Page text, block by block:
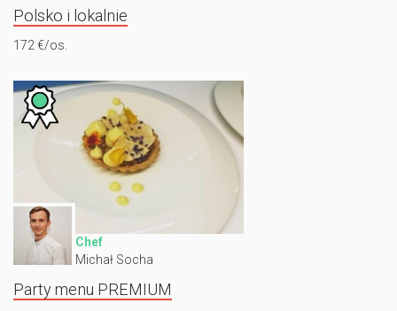
Polsko i lokalnie
172 €/os.
Chef
Michał Socha
Party menu PREMIUM